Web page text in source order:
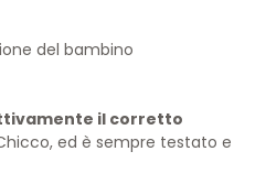
del bambino
il corretto
ed è sempre testato e